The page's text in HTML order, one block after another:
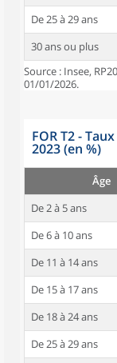
De 25 à 29 ans
30 ans ou plus
Source : Insee,
01/01/2026.
FOR T2 -
2023 (en %)
Âge
De 2 à 5 ans
De 6 à 10 ans
De 11 à 14 ans
De 15 à 17 ans
De 18 à 24 ans
De 25 à 29 ans